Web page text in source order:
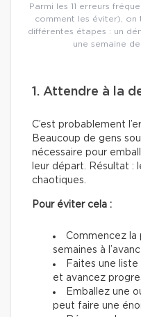
Parmi les 11 erreurs
comment les éviter), on
différentes étapes : un
une semaine
1. Attendre à la
C’est probablement
Beaucoup de gens
nécessaire pour
leur départ. Résultat :
chaotiques.
Pour éviter cela :
Commencez la
semaines à
Faites une
et avancez
Emballez une
peut faire une